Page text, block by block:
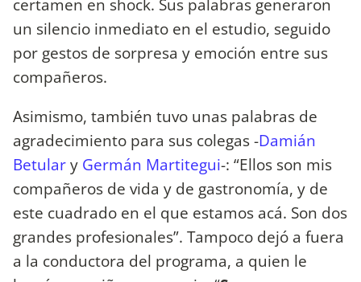
certamen en shock. Sus palabras generaron
un silencio inmediato en el estudio, seguido
por gestos de sorpresa y emoción entre sus
compañeros.
Asimismo, también tuvo unas palabras de
agradecimiento para sus colegas -Damián
Betulary Germán Martitegui-: “Ellos son mis
compañeros de vida y de gastronomía, y de
este cuadrado en el que estamos acá. Son dos
grandes profesionales”. Tampoco dejó a fuera
a la conductora del programa, a quien le